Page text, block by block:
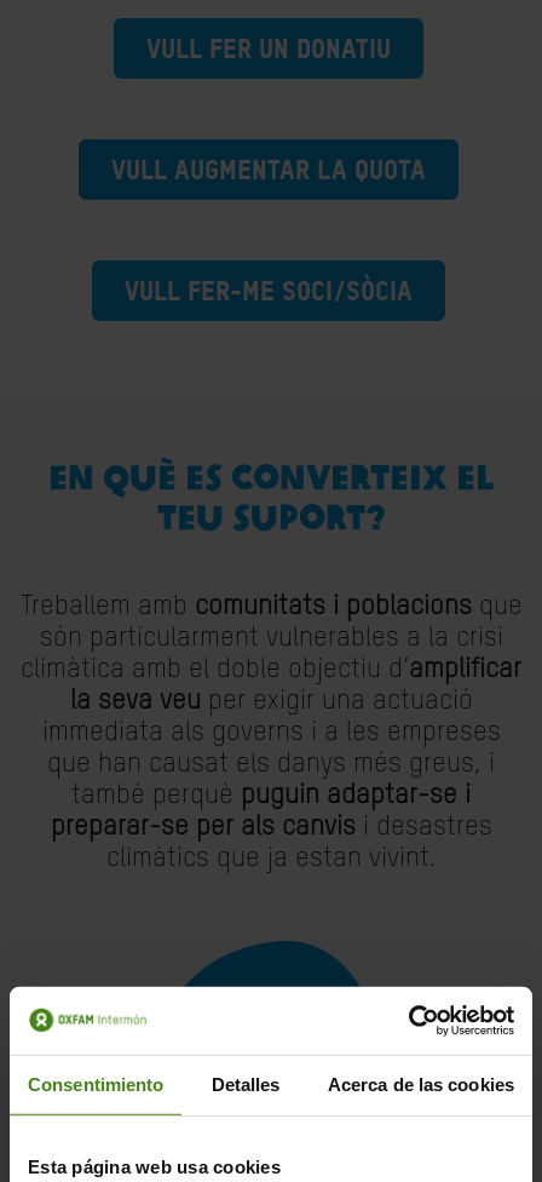
Consentimiento Detalles Acerca de las cookies
Esta página web usa cookies
VULL FER UN DONATIU
VULL AUGMENTAR LA QUOTA
VULL FER-ME SOCI/SÒCIA
EN QUÈ ES CONVERTEIX EL
TEU SUPORT?
Treballem amb comunitats i poblacions que
són particularment vulnerables a la crisi
climàtica amb el doble objectiu d’amplificar
la seva veu per exigir una actuació
immediata als governs i a les empreses
que han causat els danys més greus, i
també perquè puguin adaptar-se i
preparar-se per als canvis i desastres
climàtics que ja estan vivint.